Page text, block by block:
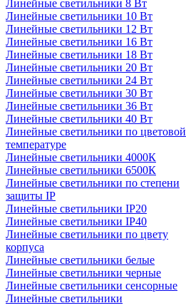
Линейные светильники 8 Вт
Линейные светильники 10 Вт
Линейные светильники 12 Вт
Линейные светильники 16 Вт
Линейные светильники 18 Вт
Линейные светильники 20 Вт
Линейные светильники 24 Вт
Линейные светильники 30 Вт
Линейные светильники 36 Вт
Линейные светильники 40 Вт
Линейные светильники по цветовой
температуре
Линейные светильники 4000К
Линейные светильники 6500К
Линейные светильники по степени
защиты IP
Линейные светильники IP20
Линейные светильники IP40
Линейные светильники по цвету
корпуса
Линейные светильники белые
Линейные светильники черные
Линейные светильники сенсорные
Линейные светильники